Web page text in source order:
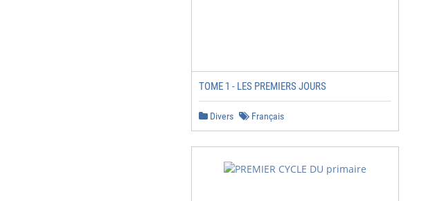
TOME 1 - LES PREMIERS JOURS
Divers Français